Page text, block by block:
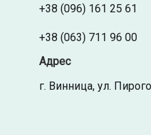
+38 (096) 161 25 61
+38 (063) 711 96 00
Адрес
г. Винница, ул.